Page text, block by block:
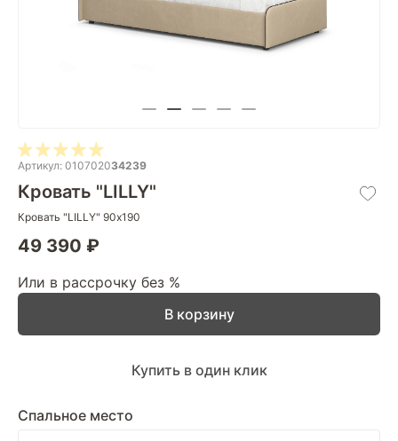
Артикул: 010702034239
Кровать "LILLY"
Кровать "LILLY" 90х190
49 390 ₽
Или в рассрочку без %
Спальное место
В корзину
Купить в один клик